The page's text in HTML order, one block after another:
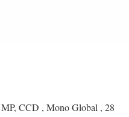
CCD , Mono Global , 28